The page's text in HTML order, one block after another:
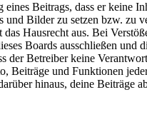
Beitrags, dass er keine
und Bilder zu setzen bzw. zu
Hausrecht aus. Bei
Boards ausschließen und
der Betreiber keine
Beiträge und Funktionen
hinaus, deine Beiträge